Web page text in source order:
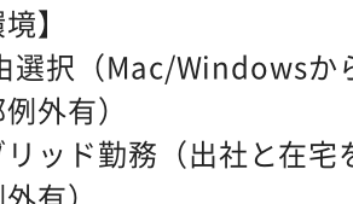
】
選択（Mac/Windows
外有）
リッド勤務（出社と在